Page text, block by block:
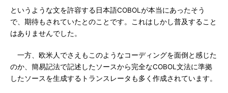
というような文を許容する日本語COBOLが本当にあったそう
で、期待もされていたとのことです。これはしかし普及すること
はありませんでした。
一方、欧米人でさえもこのようなコーディングを面倒と感じた
のか、簡易記法で記述したソースから完全なCOBOL文法に準拠
したソースを生成するトランスレータも多く作成されています。